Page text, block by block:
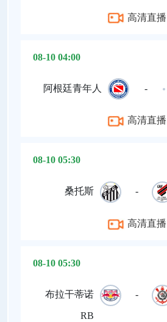
高清直播
08-10 04:00
阿根廷青年人 -
高清直播
08-10 05:30
桑托斯 -
高清直播
08-10 05:30
布拉干蒂诺
RB
-